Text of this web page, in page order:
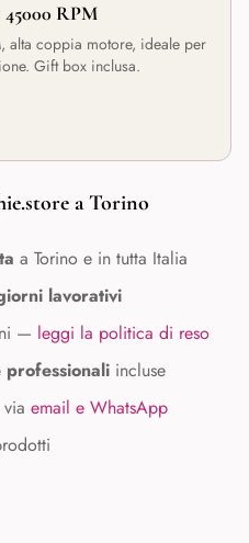
45000 RPM
alta coppia motore, ideale per
Gift box inclusa.
aTorino
a Torino e in tutta Italia
lavorativi
— leggi la politica di reso
professionali incluse
email e WhatsApp